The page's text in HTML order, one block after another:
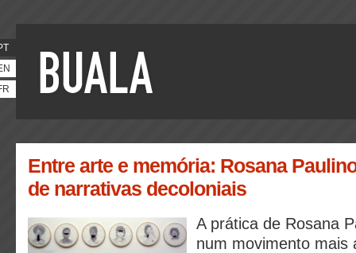
Entre arte e memória: Rosana
de narrativas decoloniais
A prática de Rosana
num movimento mais